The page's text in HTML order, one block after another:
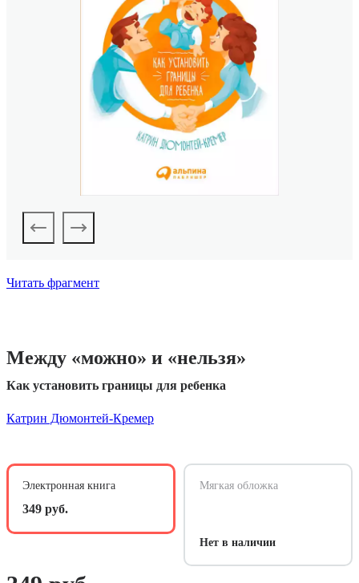
Читать фрагмент
Между «можно» и «нельзя»
Как установить границы для ребенка
Катрин Дюмонтей-Кремер
Электронная книга
349 руб.
Мягкая обложка
Нет в наличии